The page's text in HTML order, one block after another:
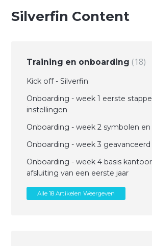
Silverfin Content
Training en onboarding 18
Kick off - Silverfin
Onboarding - week 1 eerste
instellingen
Onboarding - week 2 symbolen
Onboarding - week 3
Onboarding - week 4 basis
afsluiting van een eerste jaar
Alle 18 Artikelen Weergeven